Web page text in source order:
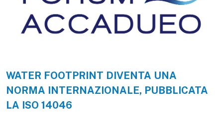
WATER FOOTPRINT DIVENTA UNA
NORMA INTERNAZIONALE, PUBBLICATA
LA ISO 14046